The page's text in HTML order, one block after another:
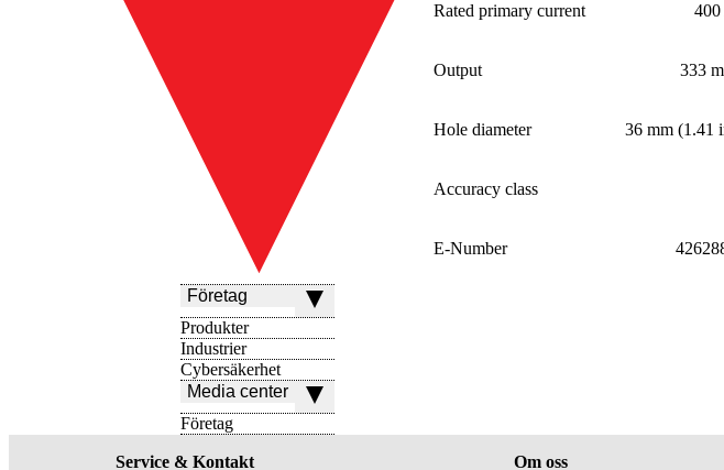
Företag
Produkter
Industrier
Cybersäkerhet
Media center
Företag
Rated primary current 400
Output 333
Hole diameter 36 mm (1.41
Accuracy class
E-Number
Service & Kontakt Om oss